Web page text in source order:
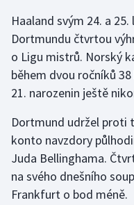
Haaland svým 24. a
Dortmundu čtvrtou
o Ligu mistrů. Norský
během dvou ročníků
21. narozenin ještě
Dortmund udržel proti
konto navzdory
Juda Bellinghama.
na svého dnešního
Frankfurt o bod méně.